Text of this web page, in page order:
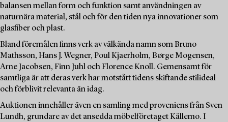
balansen mellan form och funktion samt användningen av
naturnära material, stål och för den tiden nya innovationer som
glasfiber och plast.
Bland föremålen finns verk av välkända namn som Bruno
Mathsson, Hans J. Wegner, Poul Kjaerholm, Børge Mogensen,
Arne Jacobsen, Finn Juhl och Florence Knoll. Gemensamt för
samtliga är att deras verk har motstått tidens skiftande stilideal
och förblivit relevanta än idag.
Auktionen innehåller även en samling med proveniens från Sven
Lundh, grundare av det ansedda möbelföretaget Källemo. I